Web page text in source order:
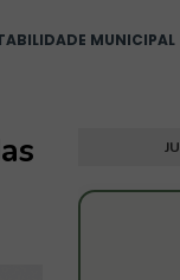
MUNICIPAL